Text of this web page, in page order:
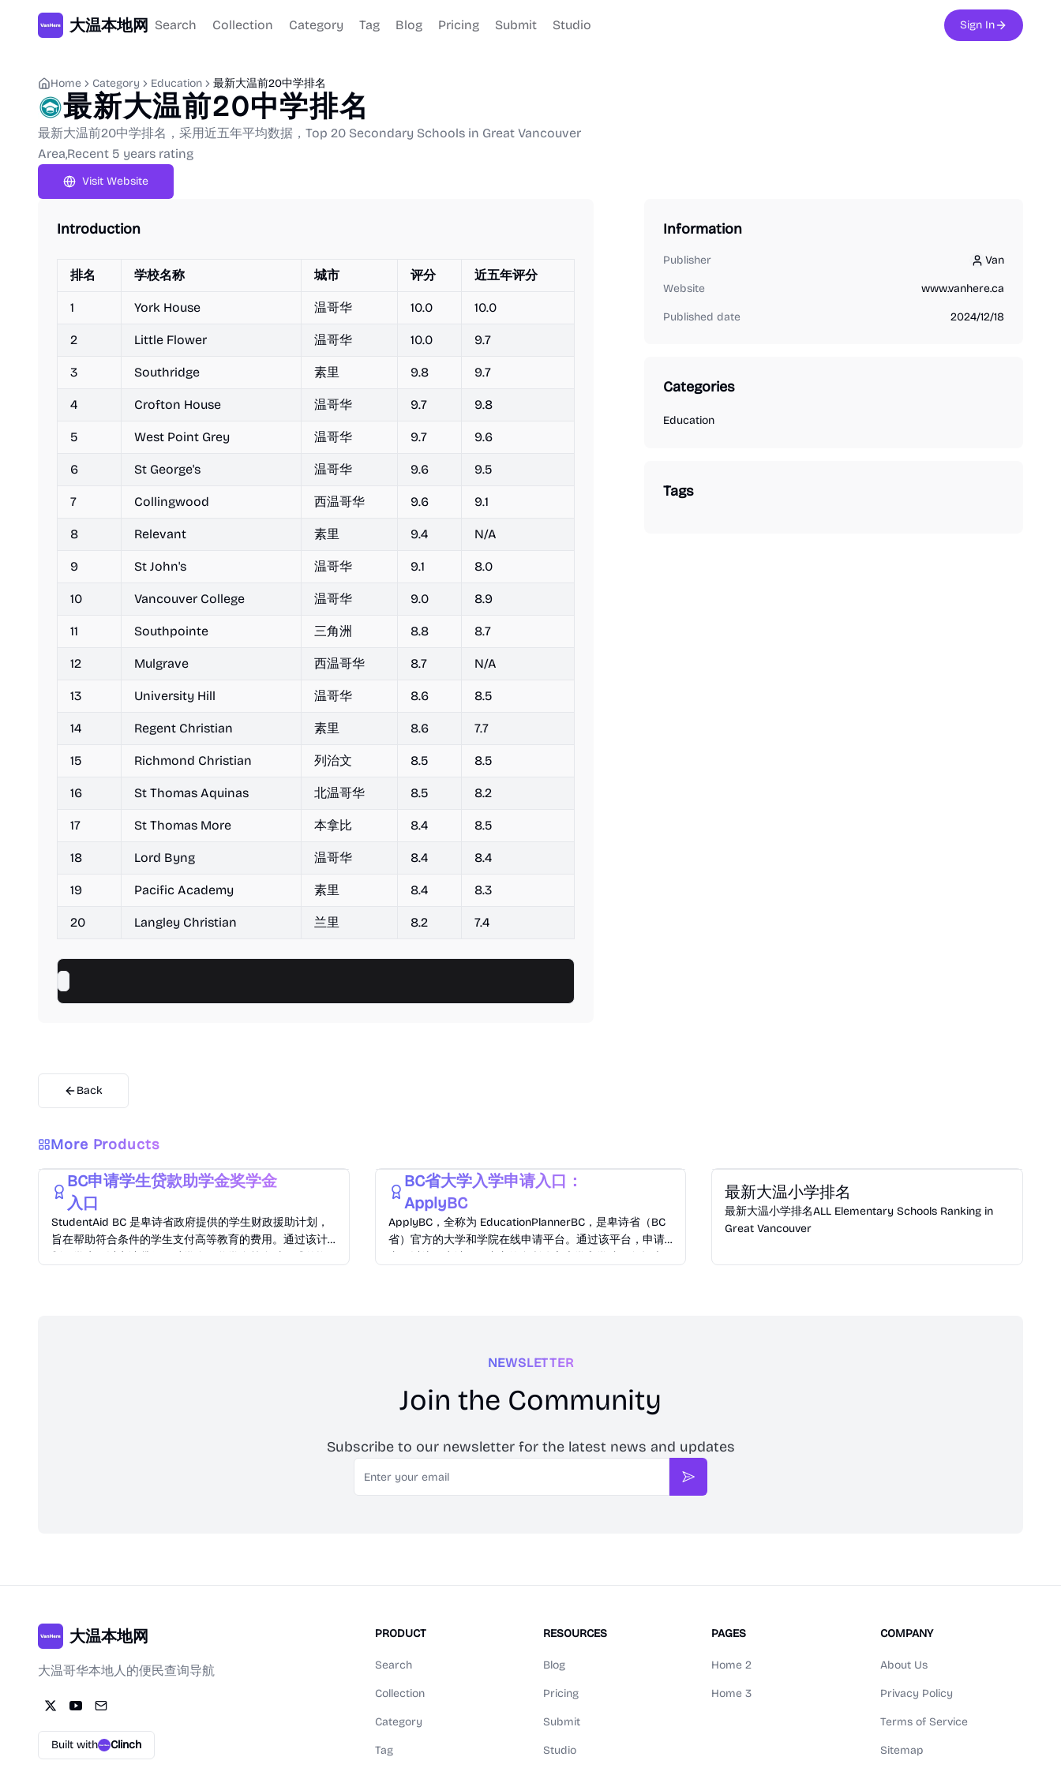
大温本地网 Search Collection Category Tag Blog Pricing Submit Studio Sign In
Home Category Education 最新大温前20中学排名
最新大温前20中学排名
最新大温前20中学排名，采用近五年平均数据，Top 20 Secondary Schools in Great Vancouver
Area,Recent 5 years rating
Visit Website
Introduction
排名 学校名称 城市 评分 近五年评分
1 York House 温哥华 10.0 10.0
2 Little Flower 温哥华 10.0 9.7
3 Southridge 素里 9.8 9.7
4 Crofton House 温哥华 9.7 9.8
5 West Point Grey 温哥华 9.7 9.6
6 St George's 温哥华 9.6 9.5
7 Collingwood 西温哥华 9.6 9.1
8 Relevant 素里 9.4 N/A
9 St John's 温哥华 9.1 8.0
10 Vancouver College 温哥华 9.0 8.9
11 Southpointe 三角洲 8.8 8.7
12 Mulgrave 西温哥华 8.7 N/A
13 University Hill 温哥华 8.6 8.5
14 Regent Christian 素里 8.6 7.7
15 Richmond Christian 列治文 8.5 8.5
16 St Thomas Aquinas 北温哥华 8.5 8.2
17 St Thomas More 本拿比 8.4 8.5
18 Lord Byng 温哥华 8.4 8.4
19 Pacific Academy 素里 8.4 8.3
20 Langley Christian 兰里 8.2 7.4
Back
Information
Publisher VanVan
Website www.vanhere.ca
Published date 2024/12/18
Categories
Education
Tags
More Products
Education Finance
BC申请学生贷款助学金奖学金
入口
StudentAid BC 是卑诗省政府提供的学生财政援助计划，
旨在帮助符合条件的学生支付高等教育的费用。通过该计
BC省大学入学申请入口：
ApplyBC
ApplyBC，全称为 EducationPlannerBC，是卑诗省（BC
省）官方的大学和学院在线申请平台。通过该平台，申请
最新大温小学排名
最新大温小学排名ALL Elementary Schools Ranking in
Great Vancouver
NEWSLETTER
Join the Community
Subscribe to our newsletter for the latest news and updates
Email
Subscribe
大温本地网
大温哥华本地人的便民查询导航
Built with Clinch
PRODUCT
Search
Collection
Category
Tag
RESOURCES
Blog
Pricing
Submit
Studio
PAGES
Home 2
Home 3
COMPANY
About Us
Privacy Policy
Terms of Service
Sitemap